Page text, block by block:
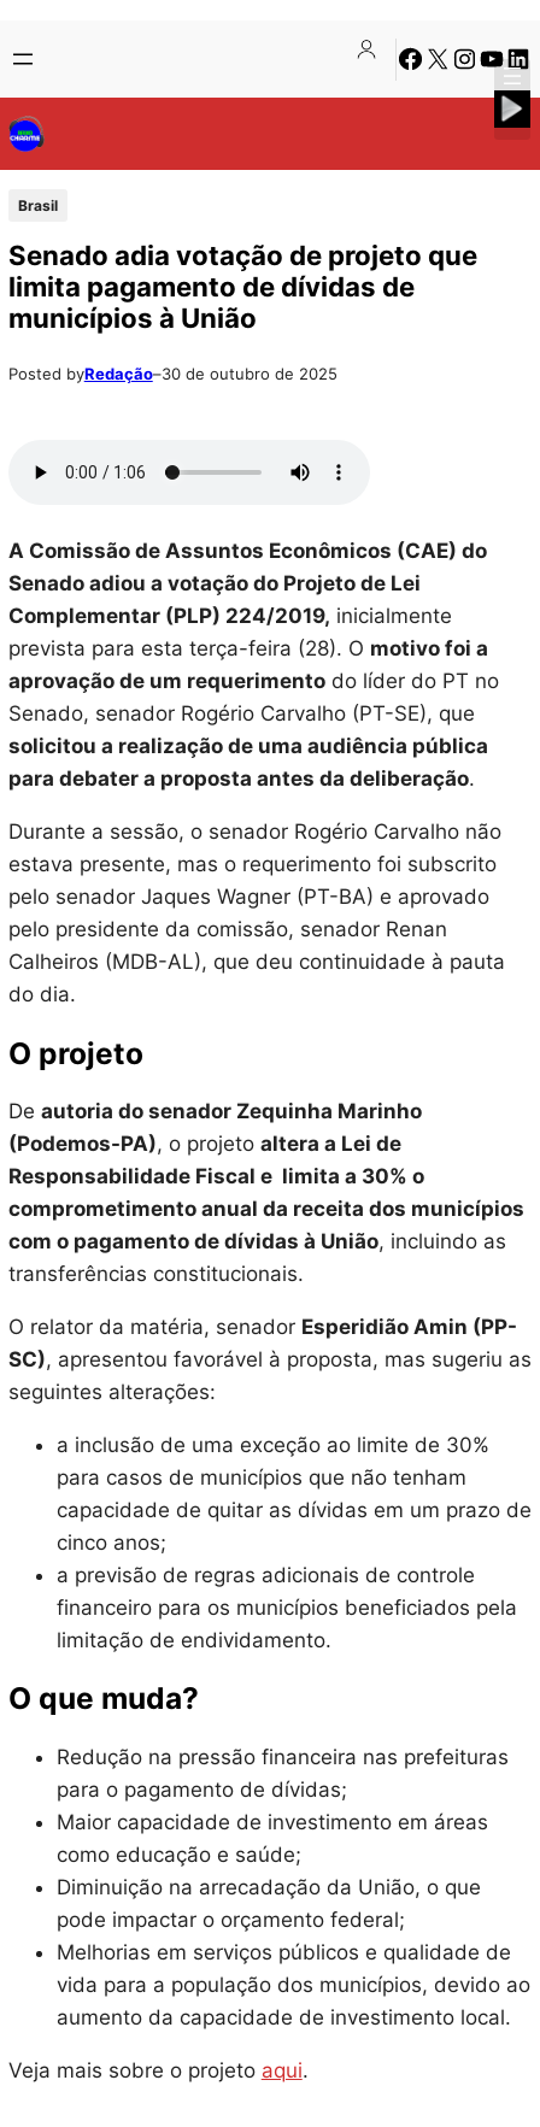
para
o
conteúdo
to
content
Facebook
X Instagram
Brasil
Senado adia votação de projeto que
limita pagamento de dívidas de
municípios à União
Posted byRedação–30 de outubro de 2025
A Comissão de Assuntos Econômicos (CAE) do
Senado adiou a votação do Projeto de Lei
Complementar (PLP) 224/2019, inicialmente
prevista para esta terça-feira (28). O motivo foi a
aprovação de um requerimentodo líder do PT no
Senado, senador Rogério Carvalho (PT-SE), que
solicitou a realização de uma audiência pública
para debater a proposta antes da deliberação.
Durante a sessão, o senador Rogério Carvalho não
estava presente, mas o requerimento foi subscrito
pelo senador Jaques Wagner (PT-BA) e aprovado
pelo presidente da comissão, senador Renan
Calheiros (MDB-AL), que deu continuidade à pauta
do dia.
O projeto
De autoria do senador Zequinha Marinho
(Podemos-PA), o projeto altera a Lei de
Responsabilidade Fiscal e limita a 30% o
comprometimento anual da receita dos municípios
com o pagamento de dívidas à União, incluindo as
transferências constitucionais.
O relator da matéria, senador Esperidião Amin (PP-
SC), apresentou favorável à proposta, mas sugeriu as
seguintes alterações:
a inclusão de uma exceção ao limite de 30%
para casos de municípios que não tenham
capacidade de quitar as dívidas em um prazo de
cinco anos;
a previsão de regras adicionais de controle
financeiro para os municípios beneficiados pela
limitação de endividamento.
O que muda?
Redução na pressão financeira nas prefeituras
para o pagamento de dívidas;
Maior capacidade de investimento em áreas
como educação e saúde;
Diminuição na arrecadação da União, o que
pode impactar o orçamento federal;
Melhorias em serviços públicos e qualidade de
vida para a população dos municípios, devido ao
aumento da capacidade de investimento local.
Veja mais sobre o projeto aqui.